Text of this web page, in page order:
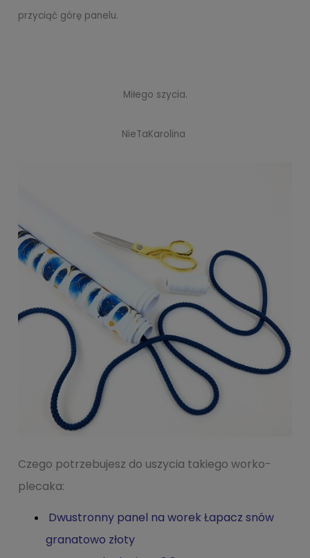
przyciąć górę panelu.
Miłego szycia.
NieTaKarolina
Czego potrzebujesz do uszycia takiego worko-
plecaka:
Dwustronny panel na worek Łapacz snów
granatowo złoty